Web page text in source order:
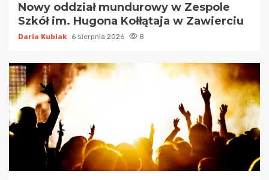
Nowy oddział mundurowy w Zespole
Szkół im. Hugona Kołłątaja w Zawierciu
Daria Kubiak 6 sierpnia 2026 8